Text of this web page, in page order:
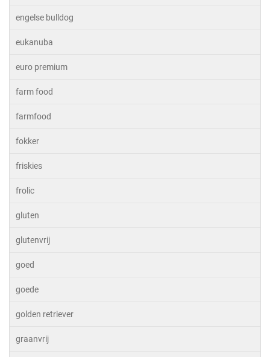
engelse bulldog
eukanuba
euro premium
farm food
farmfood
fokker
friskies
frolic
gluten
glutenvrij
goed
goede
golden retriever
graanvrij